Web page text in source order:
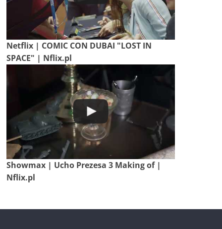
Netflix | COMIC CON DUBAI "LOST IN
SPACE" | Nflix.pl
Showmax | Ucho Prezesa 3 Making of |
Nflix.pl